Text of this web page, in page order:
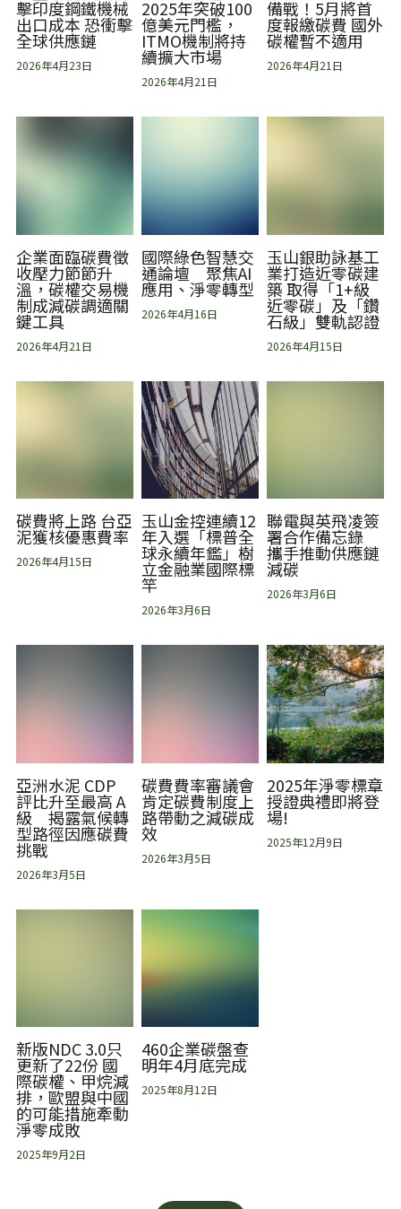
擊印度鋼鐵機械
出口成本 恐衝擊
全球供應鏈
2026年4月23日
2025年突破100
億美元門檻，
ITMO機制將持
續擴大市場
2026年4月21日
備戰！5月將首
度報繳碳費 國外
碳權暫不適用
2026年4月21日
企業面臨碳費徵
收壓力節節升
溫，碳權交易機
制成減碳調適關
鍵工具
2026年4月21日
國際綠色智慧交
通論壇 聚焦AI
應用、淨零轉型
2026年4月16日
玉山銀助詠基工
業打造近零碳建
築 取得「1+級
近零碳」及「鑽
石級」雙軌認證
2026年4月15日
碳費將上路 台亞
泥獲核優惠費率
2026年4月15日
玉山金控連續12
年入選「標普全
球永續年鑑」樹
立金融業國際標
竿
2026年3月6日
聯電與英飛凌簽
署合作備忘錄
攜手推動供應鏈
減碳
2026年3月6日
亞洲水泥 CDP
評比升至最高 A
級 揭露氣候轉
型路徑因應碳費
挑戰
2026年3月5日
碳費費率審議會
肯定碳費制度上
路帶動之減碳成
效
2026年3月5日
2025年淨零標章
授證典禮即將登
場!
2025年12月9日
新版NDC 3.0只
更新了22份 國
際碳權、甲烷減
排，歐盟與中國
的可能措施牽動
淨零成敗
2025年9月2日
460企業碳盤查
明年4月底完成
2025年8月12日